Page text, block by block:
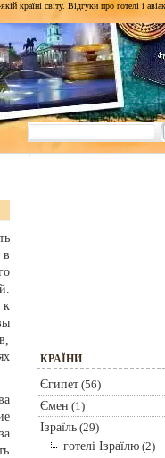
країні світу. Відгуки про готелі і
к
КРАЇНИ
Єгипет(56)
Ємен (1)
Ізраїль(29)
готелі Ізраїлю(2)